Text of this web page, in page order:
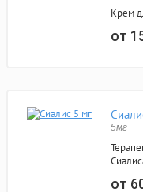
Крем
от
5мг
от